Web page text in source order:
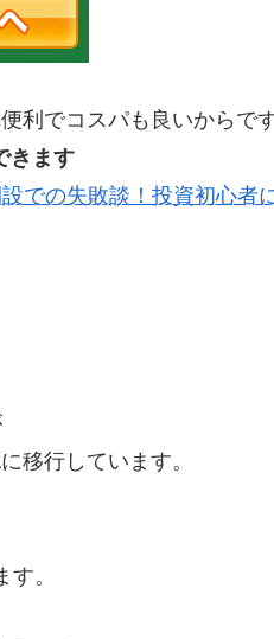
利でコスパも良いからで
きます
での失敗談！投資初心者
移行しています。
。